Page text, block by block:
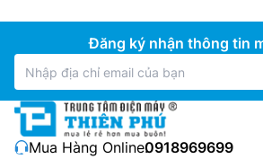
Đăng ký nhận thông tin
Mua Hàng Online:0918969699